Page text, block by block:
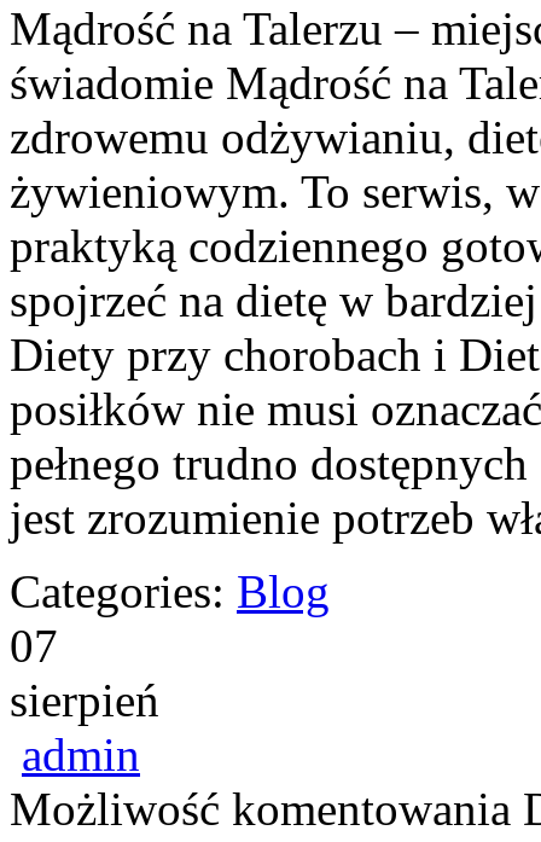
Mądrość na Talerzu –
świadomie Mądrość na
zdrowemu odżywianiu,
żywieniowym. To serwis,
praktyką codziennego
spojrzeć na dietę w
Diety przy chorobach i
posiłków nie musi
pełnego trudno
jest zrozumienie potrzeb
Categories: Blog
07
sierpień
admin
Możliwość komentowania